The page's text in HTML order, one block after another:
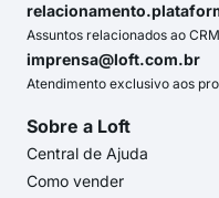
Assuntos relacionados ao
imprensa@loft.com.br
Atendimento exclusivo aos
Sobre a Loft
Central de Ajuda
Como vender